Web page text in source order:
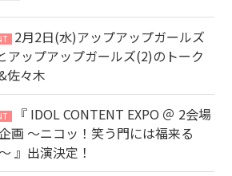
2月2日(水)アップアップガールズ
アップアップガールズ(2)のトーク
佐々木
『 IDOL CONTENT EXPO ＠ 2会場
画 ～ニコッ！笑う門には福来る
』出演決定！